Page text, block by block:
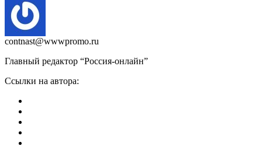
contnast@wwwpromo.ru
Главный редактор “Россия-онлайн”
Ссылки на автора: